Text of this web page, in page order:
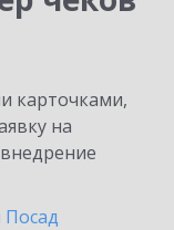
карточками,
на
Посад